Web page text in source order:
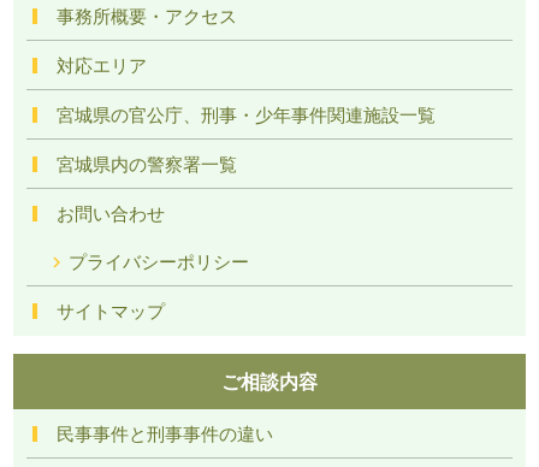
事務所概要・アクセス
対応エリア
宮城県の官公庁、刑事・少年事件関連施設一覧
宮城県内の警察署一覧
お問い合わせ
プライバシーポリシー
サイトマップ
ご相談内容
民事事件と刑事事件の違い